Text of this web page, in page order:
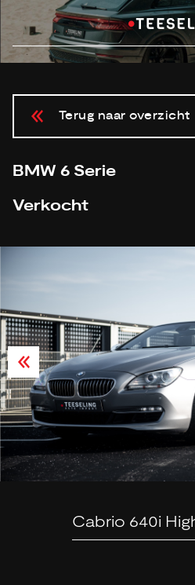
Terug naar overzicht
BMW 6 Serie
Verkocht
Cabrio 640i